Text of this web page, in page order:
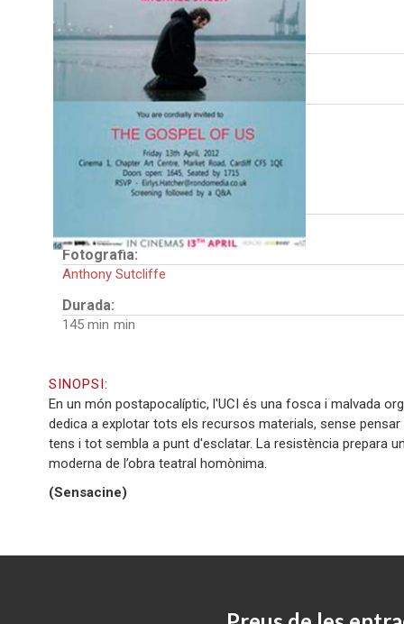
Anthony Sutcliffe
Guió:
Owen Sheers
Michael Sheen
Matthew Aubrey
Jordan Bernarde
Fotografia:
Anthony Sutcliffe
Durada:
145 min
SINOPSI:
En un món postapocalíptic, l'UCI és una fosca i malvada
dedica a explotar tots els recursos materials, sense
tens i tot sembla a punt d'esclatar. La resistència prepara
moderna de l’obra teatral homònima.
(Sensacine)